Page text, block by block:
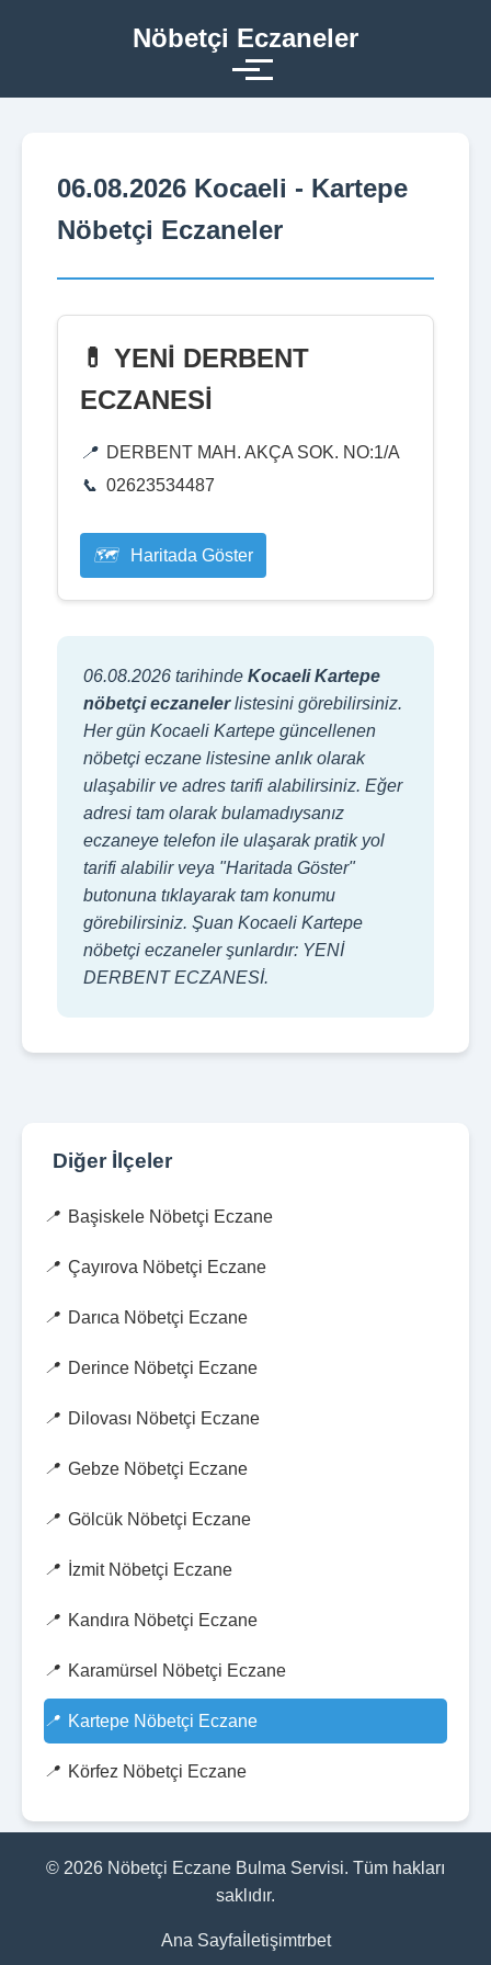
Nöbetçi Eczaneler
06.08.2026 Kocaeli - Kartepe
Nöbetçi Eczaneler
💊 YENİ DERBENT
ECZANESİ
DERBENT MAH. AKÇA SOK. NO:1/A
02623534487
Haritada Göster
06.08.2026 tarihinde Kocaeli Kartepe
nöbetçi eczanelerlistesini görebilirsiniz.
Her gün Kocaeli Kartepe güncellenen
nöbetçi eczane listesine anlık olarak
ulaşabilir ve adres tarifi alabilirsiniz. Eğer
adresi tam olarak bulamadıysanız
eczaneye telefon ile ulaşarak pratik yol
tarifi alabilir veya "Haritada Göster"
butonuna tıklayarak tam konumu
görebilirsiniz. Şuan Kocaeli Kartepe
nöbetçi eczaneler şunlardır: YENİ
DERBENT ECZANESİ.
Diğer İlçeler
Başiskele Nöbetçi Eczane
Çayırova Nöbetçi Eczane
Darıca Nöbetçi Eczane
Derince Nöbetçi Eczane
Dilovası Nöbetçi Eczane
Gebze Nöbetçi Eczane
Gölcük Nöbetçi Eczane
İzmit Nöbetçi Eczane
Kandıra Nöbetçi Eczane
Karamürsel Nöbetçi Eczane
Kartepe Nöbetçi Eczane
Körfez Nöbetçi Eczane
© 2026 Nöbetçi Eczane Bulma Servisi. Tüm hakları
saklıdır.
Ana Sayfa İletişimtrbet